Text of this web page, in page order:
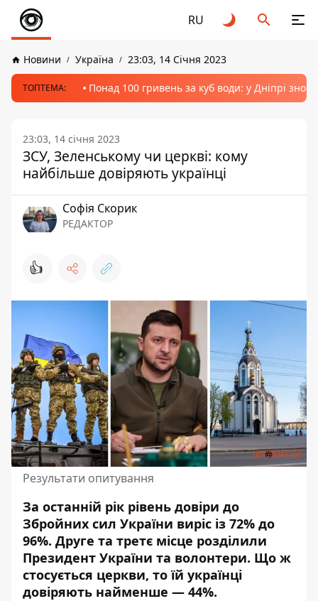
RU
Новини Україна 23:03, 14 Січня 2023
ТОПТЕМА: Понад 100 гривень за куб води: у Дніпрі
23:03, 14 січня 2023
ЗСУ, Зеленському чи церкві: кому
найбільше довіряють українці
Софія Скорик
РЕДАКТОР
👍
Результати опитування
За останній рік рівень довіри до
Збройних сил України виріс із 72% до
96%. Друге та третє місце розділили
Президент України та волонтери. Що ж
стосується церкви, то їй українці
довіряють найменше — 44%.